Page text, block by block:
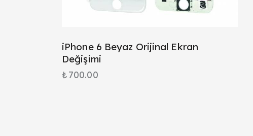
iPhone 6 Beyaz Orijinal Ekran
Değişimi
₺700.00